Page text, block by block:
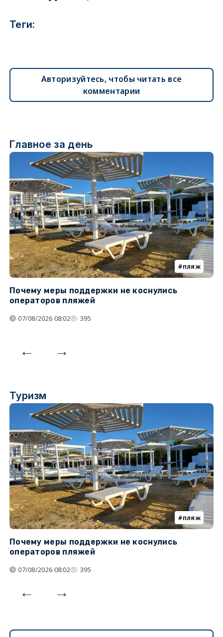
Теги:
Авторизуйтесь, чтобы читать все
комментарии
Главное за день
пляж
Почему меры поддержки не коснулись
операторов пляжей
07/08/2026 08:02 395
Туризм
пляж
Почему меры поддержки не коснулись
операторов пляжей
07/08/2026 08:02 395